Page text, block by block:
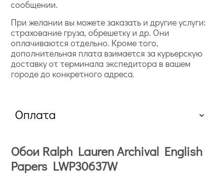
сообщении.
При желании вы можете заказать и другие услуги:
страхование груза, обрешетку и др. Они
оплачиваются отдельно. Кроме того,
дополнительная плата взимается за курьерскую
доставку от терминала экспедитора в вашем
городе до конкретного адреса.
Оплата
Обои Ralph Lauren Archival English
Papers LWP30637W